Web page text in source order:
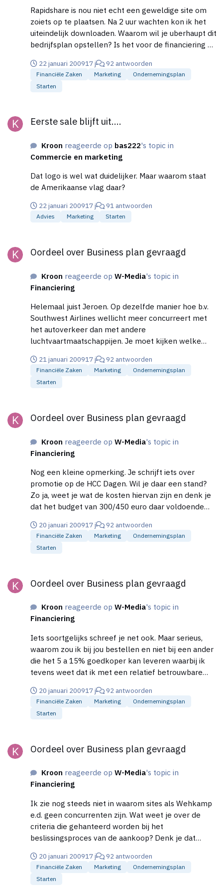
Rapidshare is nou niet echt een geweldige site om
zoiets op te plaatsen. Na 2 uur wachten kon ik het
uiteindelijk downloaden. Waarom wil je uberhaupt dit
bedrijfsplan opstellen? Is het voor de financiering bij
'sowieso' eens op je spelling letten en/of gewoon
de Word spellingscontrole gebruiken. Ik zie allerlei
bedrijfsnamen met kleine letters, woorden als:
stuk over concurrentie en de waarde die jouw shop
comments van iedereen doornemen ;) Ik zou ook je
stuk "Beschrijf hier uw idee of plan" wat aanpassen.
Het is nu erg wazig gestelt. Termen als een
'statement' maken etc. Verder van het 'world wide
web' mag je best internet van maken. Zie b.v. hier
voor inspiratie:
https://www.higherlevel.nl/forum/index.php?
05/ba560/Writing%20a%20Compelling%20Executiv
22 januari 200917 j 92 antwoorden
Financiële Zaken Marketing
Ondernemingsplan
Starten
Eerste sale blijft uit....
Kroon reageerde op bas222's topic in
Commercie en marketing
Dat logo is wel wat duidelijker. Maar waarom staat
de Amerikaanse vlag daar?
22 januari 200917 j 91 antwoorden
Advies Marketing Starten
Oordeel over Business plan gevraagd
Kroon reageerde opW-Media's topic in
Financiering
Helemaal juist Jeroen. Op dezelfde manier hoe b.v.
Southwest Airlines wellicht meer concurreert met
het autoverkeer dan met andere
luchtvaartmaatschappijen. Je moet kijken welke
Overigens kwam ik in een snelle zoektocht met
Google weinig echte (Nederlanse) Xbox shops
tegen. Bol.com heeft maar een beperkt aanbod,
http://budgetgaming.nl/games/1/console-
concurrenten. Er zijn wel veel
internationale/amerikaanse sites die deze games
verkopen. Vraag is of je dit moet zien als echte
concurrent. Ik weet niet in hoeverre een gamer daar
wil bestellen. Maar probleem blijft dat je afhankelijk
bent van het succes van de Xbox. Zo is de WII markt
ruw geschat 2x zo groot. Je kan jouw nieuw op te
zetten shop daarom niet vergelijken met het
relatieve succes van de WII shop. voor
verkoopcijfers van de Xbox, zie b.v.:
360.html
21 januari 200917 j 92 antwoorden
Financiële Zaken Marketing
Ondernemingsplan
Starten
Oordeel over Business plan gevraagd
Kroon reageerde opW-Media's topic in
Financiering
Nog een kleine opmerking. Je schrijft iets over
promotie op de HCC Dagen. Wil je daar een stand?
Zo ja, weet je wat de kosten hiervan zijn en denk je
dat het budget van 300/450 euro daar voldoende
20 januari 200917 j 92 antwoorden
Financiële Zaken Marketing
Ondernemingsplan
Starten
Oordeel over Business plan gevraagd
Kroon reageerde opW-Media's topic in
Financiering
Iets soortgelijks schreef je net ook. Maar serieus,
waarom zou ik bij jou bestellen en niet bij een ander
die het 5 a 15% goedkoper kan leveren waarbij ik
tevens weet dat ik met een relatief betrouwbare
volgens mij niet iets wat Wehkamp er zomaar even
bij doet. Ik lees op Google dat ze zichzelf zien als
"Hét online warenhuis van Nederland! Mode, Wonen
laatste tijd zich behoorlijk richten op hardware en
beslissingsproces voor de aankoop. Dit staat in
zowat elk marketingboek.
20 januari 200917 j 92 antwoorden
Financiële Zaken Marketing
Ondernemingsplan
Starten
Oordeel over Business plan gevraagd
Kroon reageerde opW-Media's topic in
Financiering
Ik zie nog steeds niet in waarom sites als Wehkamp
e.d. geen concurrenten zijn. Wat weet je over de
criteria die gehanteerd worden bij het
beslissingsproces van de aankoop? Denk je dat
meespelen? Wat kun jij voor extra waarde bieden
voor mogelijke klanten? Je schrijft wel iets over het
product. Maar wat je daar beschrijft: "De
20 januari 200917 j 92 antwoorden
Financiële Zaken Marketing
Ondernemingsplan
Starten